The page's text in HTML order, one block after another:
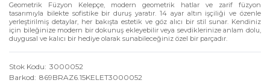
Geometrik Füzyon Kelepçe, modern geometrik hatlar ve zarif füzyon
tasarımıyla bilekte sofistike bir duruş yaratır. 14 ayar altın işçiliği ve özenle
yerleştirilmiş detaylar, her bakışta estetik ve göz alıcı bir stil sunar. Kendiniz
için bileğinize modern bir dokunuş ekleyebilir veya sevdiklerinize anlam dolu,
duygusal ve kalıcı bir hediye olarak sunabileceğiniz özel bir parçadır.
Stok Kodu 3000052
Barkod 869BRAZ6.15KELET3000052